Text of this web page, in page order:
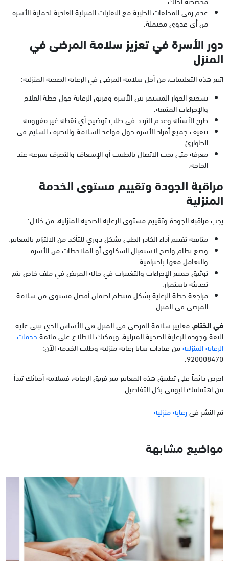
عدم رمي المخلفات الطبية مع النفايات المنزلية العادية لحماية الأسرة
من أي عدوى محتملة.
دور الأسرة في تعزيز سلامة المرضى في
المنزل
اتبع هذه التعليمات، من أجل سلامة المرضى في الرعاية الصحية المنزلية:
تشجيع الحوار المستمر بين الأسرة وفريق الرعاية حول خطة العلاج
والإجراءات المتبعة.
طرح الأسئلة وعدم التردد في طلب توضيح أي نقطة غير مفهومة.
تثقيف جميع أفراد الأسرة حول قواعد السلامة والتصرف السليم في
الطوارئ.
معرفة متى يجب الاتصال بالطبيب أو الإسعاف والتصرف بسرعة عند
الحاجة.
مراقبة الجودة وتقييم مستوى الخدمة
المنزلية
يجب مراقبة الجودة وتقييم مستوى الرعاية الصحية المنزلية، من خلال:
متابعة تقييم أداء الكادر الطبي بشكل دوري للتأكد من الالتزام بالمعايير.
وضع نظام واضح لاستقبال الشكاوى أو الملاحظات من الأسرة
والتعامل معها باحترافية.
توثيق جميع الإجراءات والتغييرات في حالة المريض في ملف خاص يتم
تحديثه باستمرار.
مراجعة خطة الرعاية بشكل منتظم لضمان أفضل مستوى من سلامة
المرضى في المنزل.
في الختام، معايير سلامة المرضى في المنزل هي الأساس الذي تبنى عليه
الثقة وجودة الرعاية الصحية المنزلية، ويمكنك الاطلاع على قائمة خدمات
الرعاية المنزليةمن عيادات سابا رعاية منزلية وطلب الخدمة الآن:
920008470.
احرص دائماً على تطبيق هذه المعايير مع فريق الرعاية، فسلامة أحبائك تبدأ
من اهتمامك اليومي بكل التفاصيل.
تم النشر في رعاية منزلية
مواضيع مشابهة